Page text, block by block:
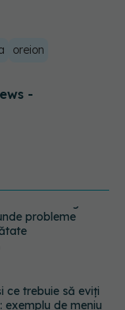
oreion
-
trebuie să eviți
de meniu